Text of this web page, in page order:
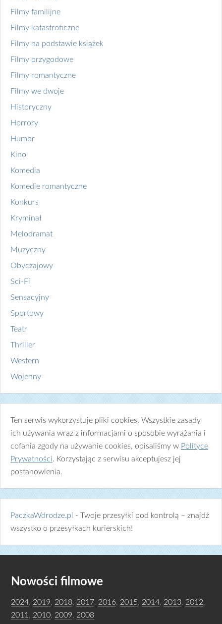
Filmy familijne
Filmy katastroficzne
Filmy na podstawie książek
Filmy przygodowe
Filmy romantyczne
Filmy we dwoje
Historyczny
Horrory
Humor
Kino
Komedia
Komedie romantyczne
Konkurs
Kryminał
Melodramat
Muzyczny
Obyczajowy
Sci-Fi
Sensacyjny
Sportowy
Teatr
Thriller
Western
Wojenny
Ten serwis wykorzystuje pliki cookies. Wszystkie zasady
ich używania wraz z informacjami o sposobie wyrażania i
cofania zgody na używanie cookies, opisaliśmy w Polityce
Prywatności. Korzystając z serwisu akceptujesz jej
postanowienia.
PaczkaWdrodze.pl
- Twoje przesyłki pod kontrolą – znajdź
wszystko o przesyłkach kurierskich!
Nowości filmowe
2024, 2019, 2018, 2017, 2016, 2015, 2014, 2013, 2012,
2011, 2010, 2009, 2008